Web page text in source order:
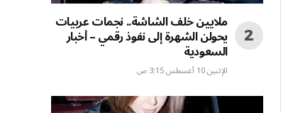
ملايين خلف الشاشة.. نجمات عربيات
يحولن الشهرة إلى نفوذ رقمي – أخبار
السعودية
الإثنين 10 أغسطس 3:15 ص